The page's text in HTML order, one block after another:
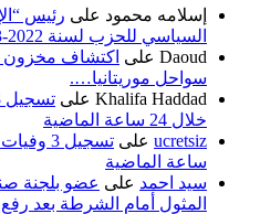
إسلامه محمود على رئيس
السياسي للحزب لسنة 2022-2023
Daoud على اكتشاف مخزون
سواحل موريتانيا….
Khalifa Haddad على
خلال 24 ساعة الماضية
ucretsiz على
ساعة الماضية
سيد احمد على عضو بلجنة
المثول أمام الشرطة بعد